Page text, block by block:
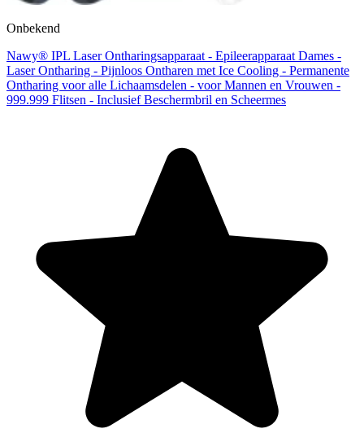
Onbekend
Nawy® IPL Laser Ontharingsapparaat - Epileerapparaat Dames -
Laser Ontharing - Pijnloos Ontharen met Ice Cooling - Permanente
Ontharing voor alle Lichaamsdelen - voor Mannen en Vrouwen -
999.999 Flitsen - Inclusief Beschermbril en Scheermes